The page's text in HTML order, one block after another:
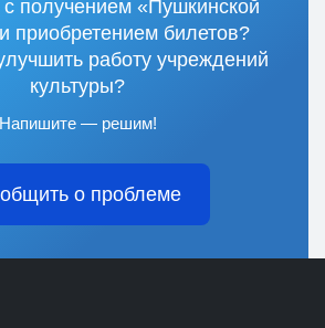
получением «Пушкинской
приобретением билетов?
работу учреждений
культуры?
Напишите — решим!
о проблеме